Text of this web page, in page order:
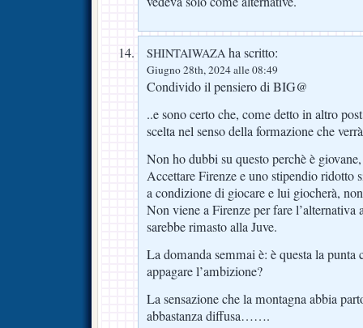
SHINTAIWAZA ha scritto:
Giugno 28th, 2024 alle 08:49
Condivido il pensiero di BIG@
..e sono certo che, come detto in altro
scelta nel senso della formazione che
Non ho dubbi su questo perchè è
Accettare Firenze e uno stipendio
a condizione di giocare e lui giocherà,
Non viene a Firenze per fare
sarebbe rimasto alla Juve.
La domanda semmai è: è questa la punta
appagare l’ambizione?
La sensazione che la montagna abbia
abbastanza diffusa…….